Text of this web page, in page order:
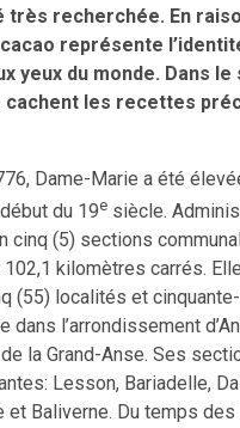
très recherchée. En
représente
yeux du monde. Dans
cachent les recettes
Dame-Marie a été
du 19e siècle.
cinq (5) sections
kilomètres carrés.
(55) localités et
dans l’arrondissement
la Grand-Anse. Ses
Lesson, Bariadelle,
et Baliverne. Du temps